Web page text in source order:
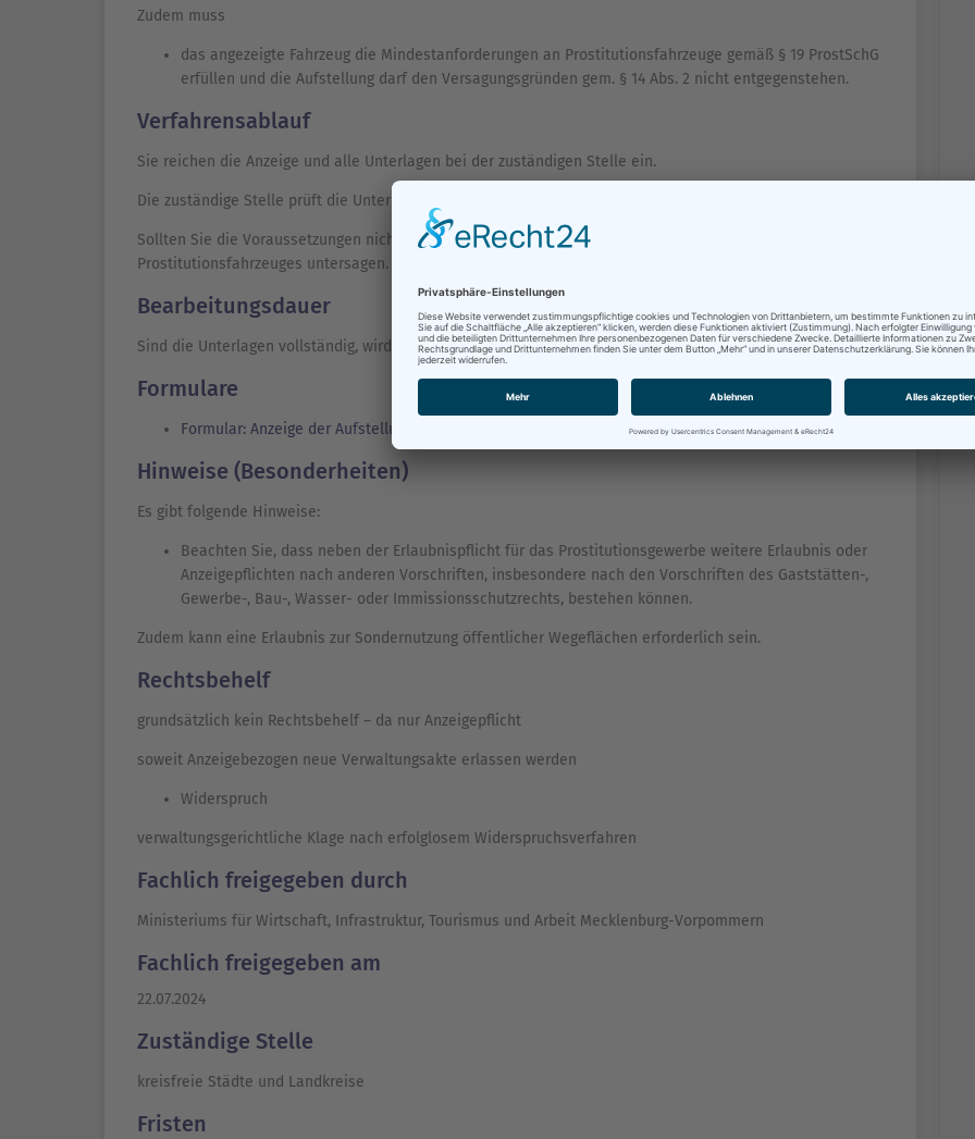
Zudem muss
das angezeigte Fahrzeug die Mindestanforderungen an Prostitutionsfahrzeuge gemäß § 19 ProstSchG
erfüllen und die Aufstellung darf den Versagungsgründen gem. § 14 Abs. 2 nicht entgegenstehen.
Verfahrensablauf
Sie reichen die Anzeige und alle Unterlagen bei der zuständigen Stelle ein.
Die zuständige Stelle prüft die Unterlagen.
Sollten Sie die Voraussetzungen nicht erfüllen, kann die zuständige Stelle das Aufstellen des
Prostitutionsfahrzeuges untersagen.
Bearbeitungsdauer
Sind die Unterlagen vollständig, wird die Anzeige zeitnah bearbeitet.
Formulare
Formular: Anzeige der Aufstellung eines Prostitutionsfahrzeugs
Hinweise (Besonderheiten)
Es gibt folgende Hinweise:
Beachten Sie, dass neben der Erlaubnispflicht für das Prostitutionsgewerbe weitere Erlaubnis oder
Anzeigepflichten nach anderen Vorschriften, insbesondere nach den Vorschriften des Gaststätten-,
Gewerbe-, Bau-, Wasser- oder Immissionsschutzrechts, bestehen können.
Zudem kann eine Erlaubnis zur Sondernutzung öffentlicher Wegeflächen erforderlich sein.
Rechtsbehelf
grundsätzlich kein Rechtsbehelf – da nur Anzeigepflicht
soweit Anzeigebezogen neue Verwaltungsakte erlassen werden
Widerspruch
verwaltungsgerichtliche Klage nach erfolglosem Widerspruchsverfahren
Fachlich freigegeben durch
Ministeriums für Wirtschaft, Infrastruktur, Tourismus und Arbeit Mecklenburg-Vorpommern
Fachlich freigegeben am
22.07.2024
Zuständige Stelle
kreisfreie Städte und Landkreise
Fristen